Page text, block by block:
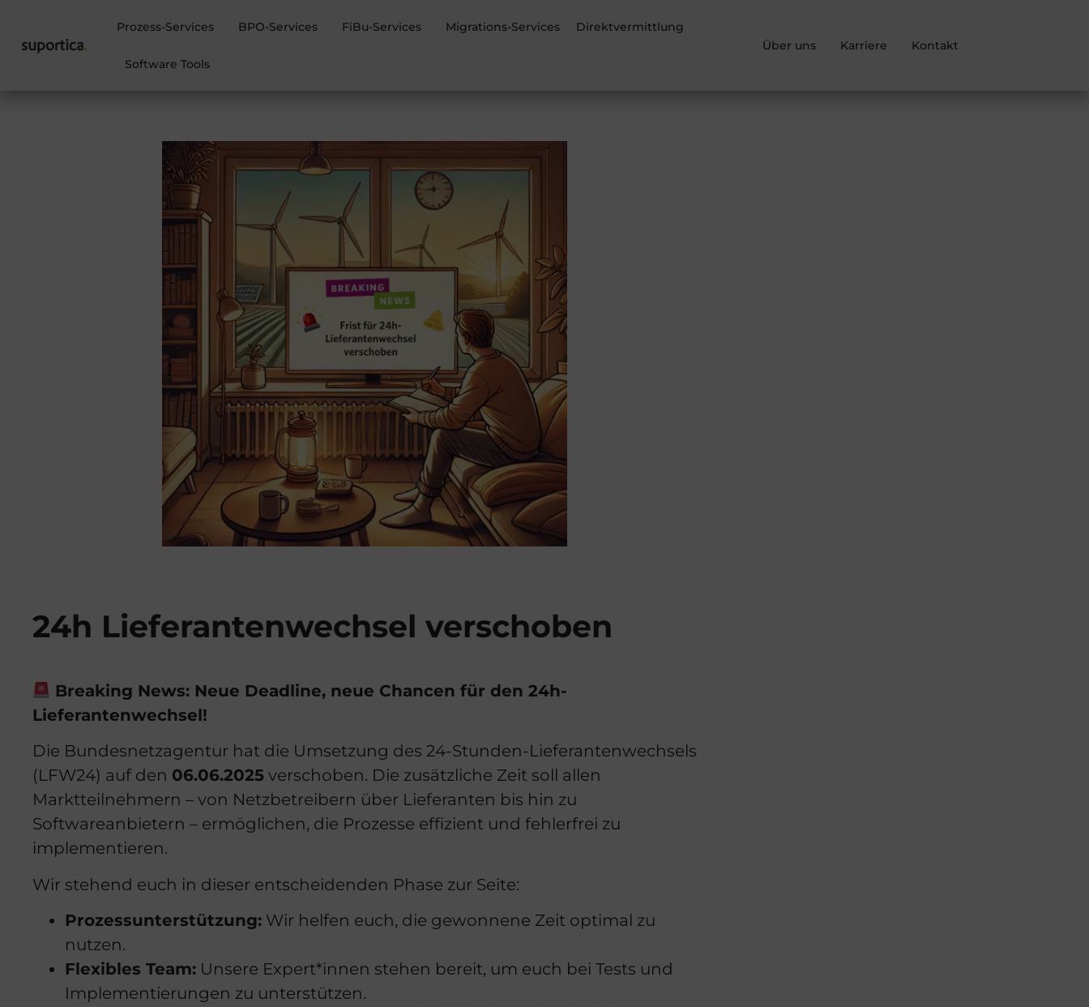
Prozess-Services BPO-Services FiBu-Services Migrations-Services Direktvermittlung
Software Tools
Über uns Karriere Kontakt
24h Lieferantenwechsel verschoben
Breaking News: Neue Deadline, neue Chancen für den 24h-
Lieferantenwechsel!
Die Bundesnetzagentur hat die Umsetzung des 24-Stunden-Lieferantenwechsels
(LFW24) auf den 06.06.2025 verschoben. Die zusätzliche Zeit soll allen
Marktteilnehmern – von Netzbetreibern über Lieferanten bis hin zu
Softwareanbietern – ermöglichen, die Prozesse effizient und fehlerfrei zu
implementieren.
Wir stehend euch in dieser entscheidenden Phase zur Seite:
Prozessunterstützung: Wir helfen euch, die gewonnene Zeit optimal zu
nutzen.
Flexibles Team: Unsere Expert*innen stehen bereit, um euch bei Tests und
Implementierungen zu unterstützen.